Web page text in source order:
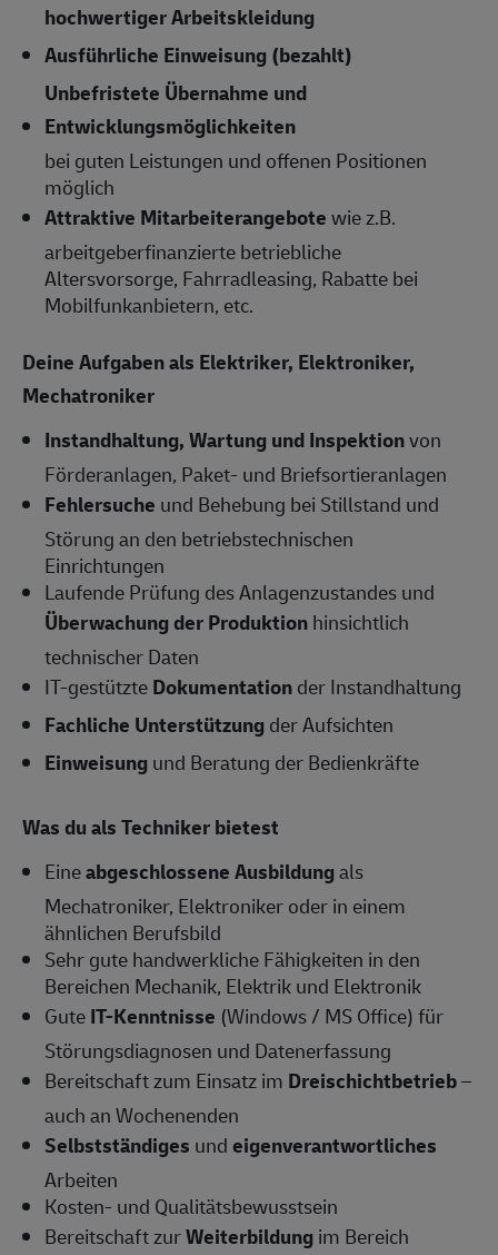
hochwertiger Arbeitskleidung
Ausführliche Einweisung (bezahlt)
Unbefristete Übernahme und
Entwicklungsmöglichkeiten
bei guten Leistungen und offenen Positionen
möglich
Attraktive Mitarbeiterangebotewie z.B.
arbeitgeberfinanzierte betriebliche
Altersvorsorge, Fahrradleasing, Rabatte bei
Mobilfunkanbietern, etc.
Deine Aufgaben als Elektriker, Elektroniker,
Mechatroniker
Instandhaltung, Wartung und Inspektionvon
Förderanlagen, Paket- und Briefsortieranlagen
Fehlersuche und Behebung bei Stillstand und
Störung an den betriebstechnischen
Einrichtungen
Laufende Prüfung des Anlagenzustandes und
Überwachung der Produktionhinsichtlich
technischer Daten
IT-gestützteDokumentationder Instandhaltung
Fachliche Unterstützungder Aufsichten
Einweisungund Beratung der Bedienkräfte
Was du als Techniker bietest
Eineabgeschlossene Ausbildungals
Mechatroniker, Elektroniker oder in einem
ähnlichen Berufsbild
Sehr gute handwerkliche Fähigkeiten in den
Bereichen Mechanik, Elektrik und Elektronik
GuteIT-Kenntnisse (Windows / MS Office) für
Störungsdiagnosen und Datenerfassung
Bereitschaft zum Einsatz im Dreischichtbetrieb–
auch an Wochenenden
Selbstständiges undeigenverantwortliches
Arbeiten
Kosten- und Qualitätsbewusstsein
Bereitschaft zurWeiterbildungim Bereich